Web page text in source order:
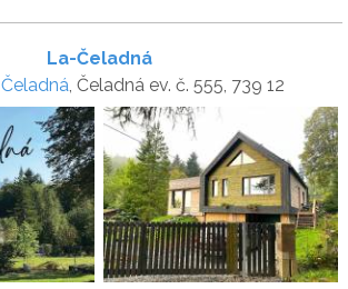
La-Čeladná
Čeladná, Čeladná ev. č. 555, 739 12